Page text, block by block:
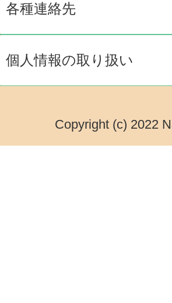
各種連絡先
個人情報の取り扱い
Copyright (c) 2022